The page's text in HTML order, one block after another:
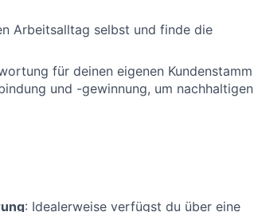
Arbeitsalltag selbst und finde die
für deinen eigenen Kundenstamm
und -gewinnung, um nachhaltigen
: Idealerweise verfügst du über eine